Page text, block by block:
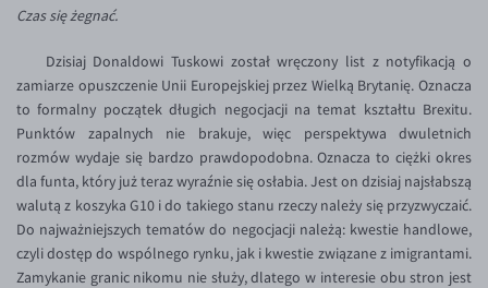
Inne pary walutowe
AUD/PLN
BGN/PLN
CAD/PLN
CNY/PLN
HKD/PLN
HUF/PLN
ILS/PLN
Aplikacja mobilna
Bezpieczeństwo
Pomoc
Pomoc
FAQ
Konto i opłaty
Wymiana walut
Banki i przelewy
Poradnik
KONTAKT
Kontakt
Dla mediów
PL
Czas się żegnać.
Dzisiaj Donaldowi Tuskowi został wręczony list z notyfikacją o
zamiarze opuszczenie Unii Europejskiej przez Wielką Brytanię. Oznacza
to formalny początek długich negocjacji na temat kształtu Brexitu.
Punktów zapalnych nie brakuje, więc perspektywa dwuletnich
rozmów wydaje się bardzo prawdopodobna. Oznacza to ciężki okres
dla funta, który już teraz wyraźnie się osłabia. Jest on dzisiaj najsłabszą
walutą z koszyka G10 i do takiego stanu rzeczy należy się przyzwyczaić.
Do najważniejszych tematów do negocjacji należą: kwestie handlowe,
czyli dostęp do wspólnego rynku, jak i kwestie związane z imigrantami.
Zamykanie granic nikomu nie służy, dlatego w interesie obu stron jest